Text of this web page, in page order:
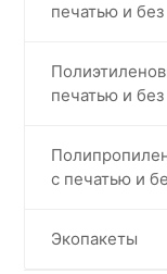
печатью и без
печатью и без
с печатью и
Экопакеты